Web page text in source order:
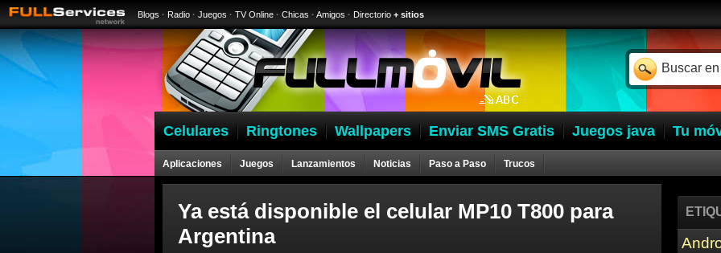
Blogs · Radio · Juegos · TV Online · Chicas · Amigos · Directorio + sitios
Celulares Ringtones Wallpapers Enviar SMS Gratis Juegos java Tu
Aplicaciones Juegos Lanzamientos Noticias Paso a Paso Trucos
Ya está disponible el celular MP10 T800 para
Argentina